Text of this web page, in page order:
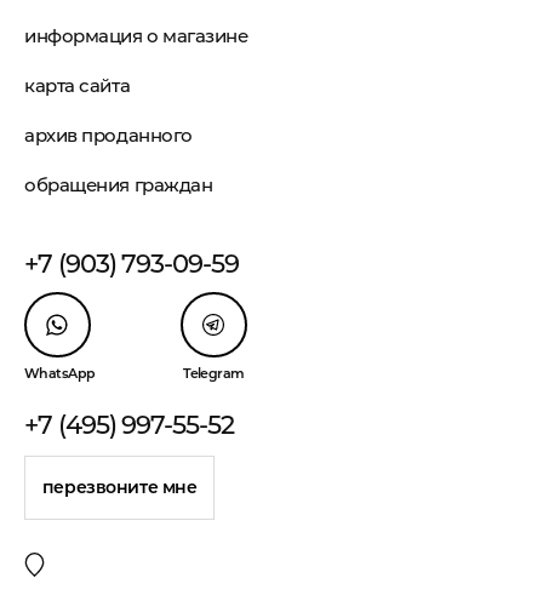
информация о магазине
карта сайта
архив проданного
обращения граждан
+7 (903) 793-09-59
WhatsApp Telegram
+7 (495) 997-55-52
перезвоните мне